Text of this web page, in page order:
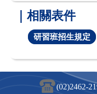
｜相關表件
研習班招生規定
(02)2462-